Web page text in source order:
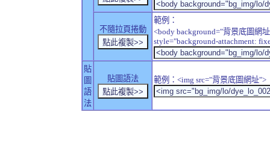
不隨拉頁捲動
範例：
<body background="背景底圖網
style="background-attachment:
貼
圖
語
法
貼圖語法 範例：<img src="背景底圖網址">